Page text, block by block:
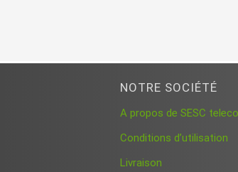
NOTRE SOCIÉTÉ
A propos de SESC
Conditions d’utilisation
Livraison